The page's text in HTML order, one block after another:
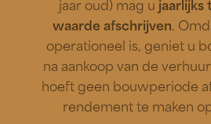
jaar oud) mag u jaarlijks
waarde afschrijven.
operationeel is, geniet u
na aankoop van de
hoeft geen bouwperiode
rendement te maken